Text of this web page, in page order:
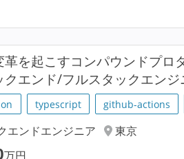
革を起こすコンパウンドプロ
エンド/フルスタックエンジ
typescript github-actions
エンドエンジニア
東京
万円